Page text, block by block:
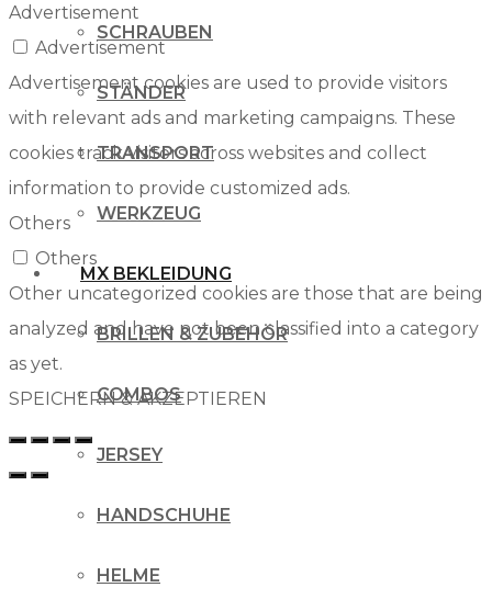
SCHRAUBEN
STÄNDER
TRANSPORT
WERKZEUG
MX BEKLEIDUNG
BRILLEN & ZUBEHÖR
COMBOS
JERSEY
HANDSCHUHE
HELME
Advertisement
Advertisement
Advertisement cookies are used to provide visitors
with relevant ads and marketing campaigns. These
cookies track visitors across websites and collect
information to provide customized ads.
Others
Others
Other uncategorized cookies are those that are being
analyzed and have not been classified into a category
as yet.
SPEICHERN & AKZEPTIEREN